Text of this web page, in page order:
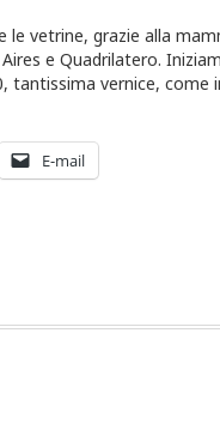
le vetrine, grazie alla
e Quadrilatero.
vernice, come
E-mail